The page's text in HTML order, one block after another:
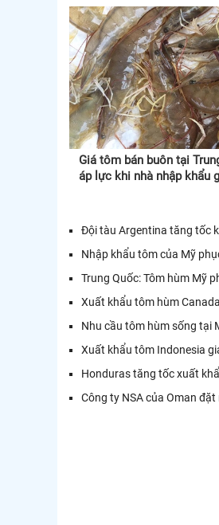
Giá tôm bán buôn tại
áp lực khi nhà nhập khẩu
Đội tàu Argentina tăng tốc
Nhập khẩu tôm của Mỹ
Trung Quốc: Tôm hùm Mỹ
Xuất khẩu tôm hùm
Nhu cầu tôm hùm sống tại
Xuất khẩu tôm Indonesia
Honduras tăng tốc xuất
Công ty NSA của Oman